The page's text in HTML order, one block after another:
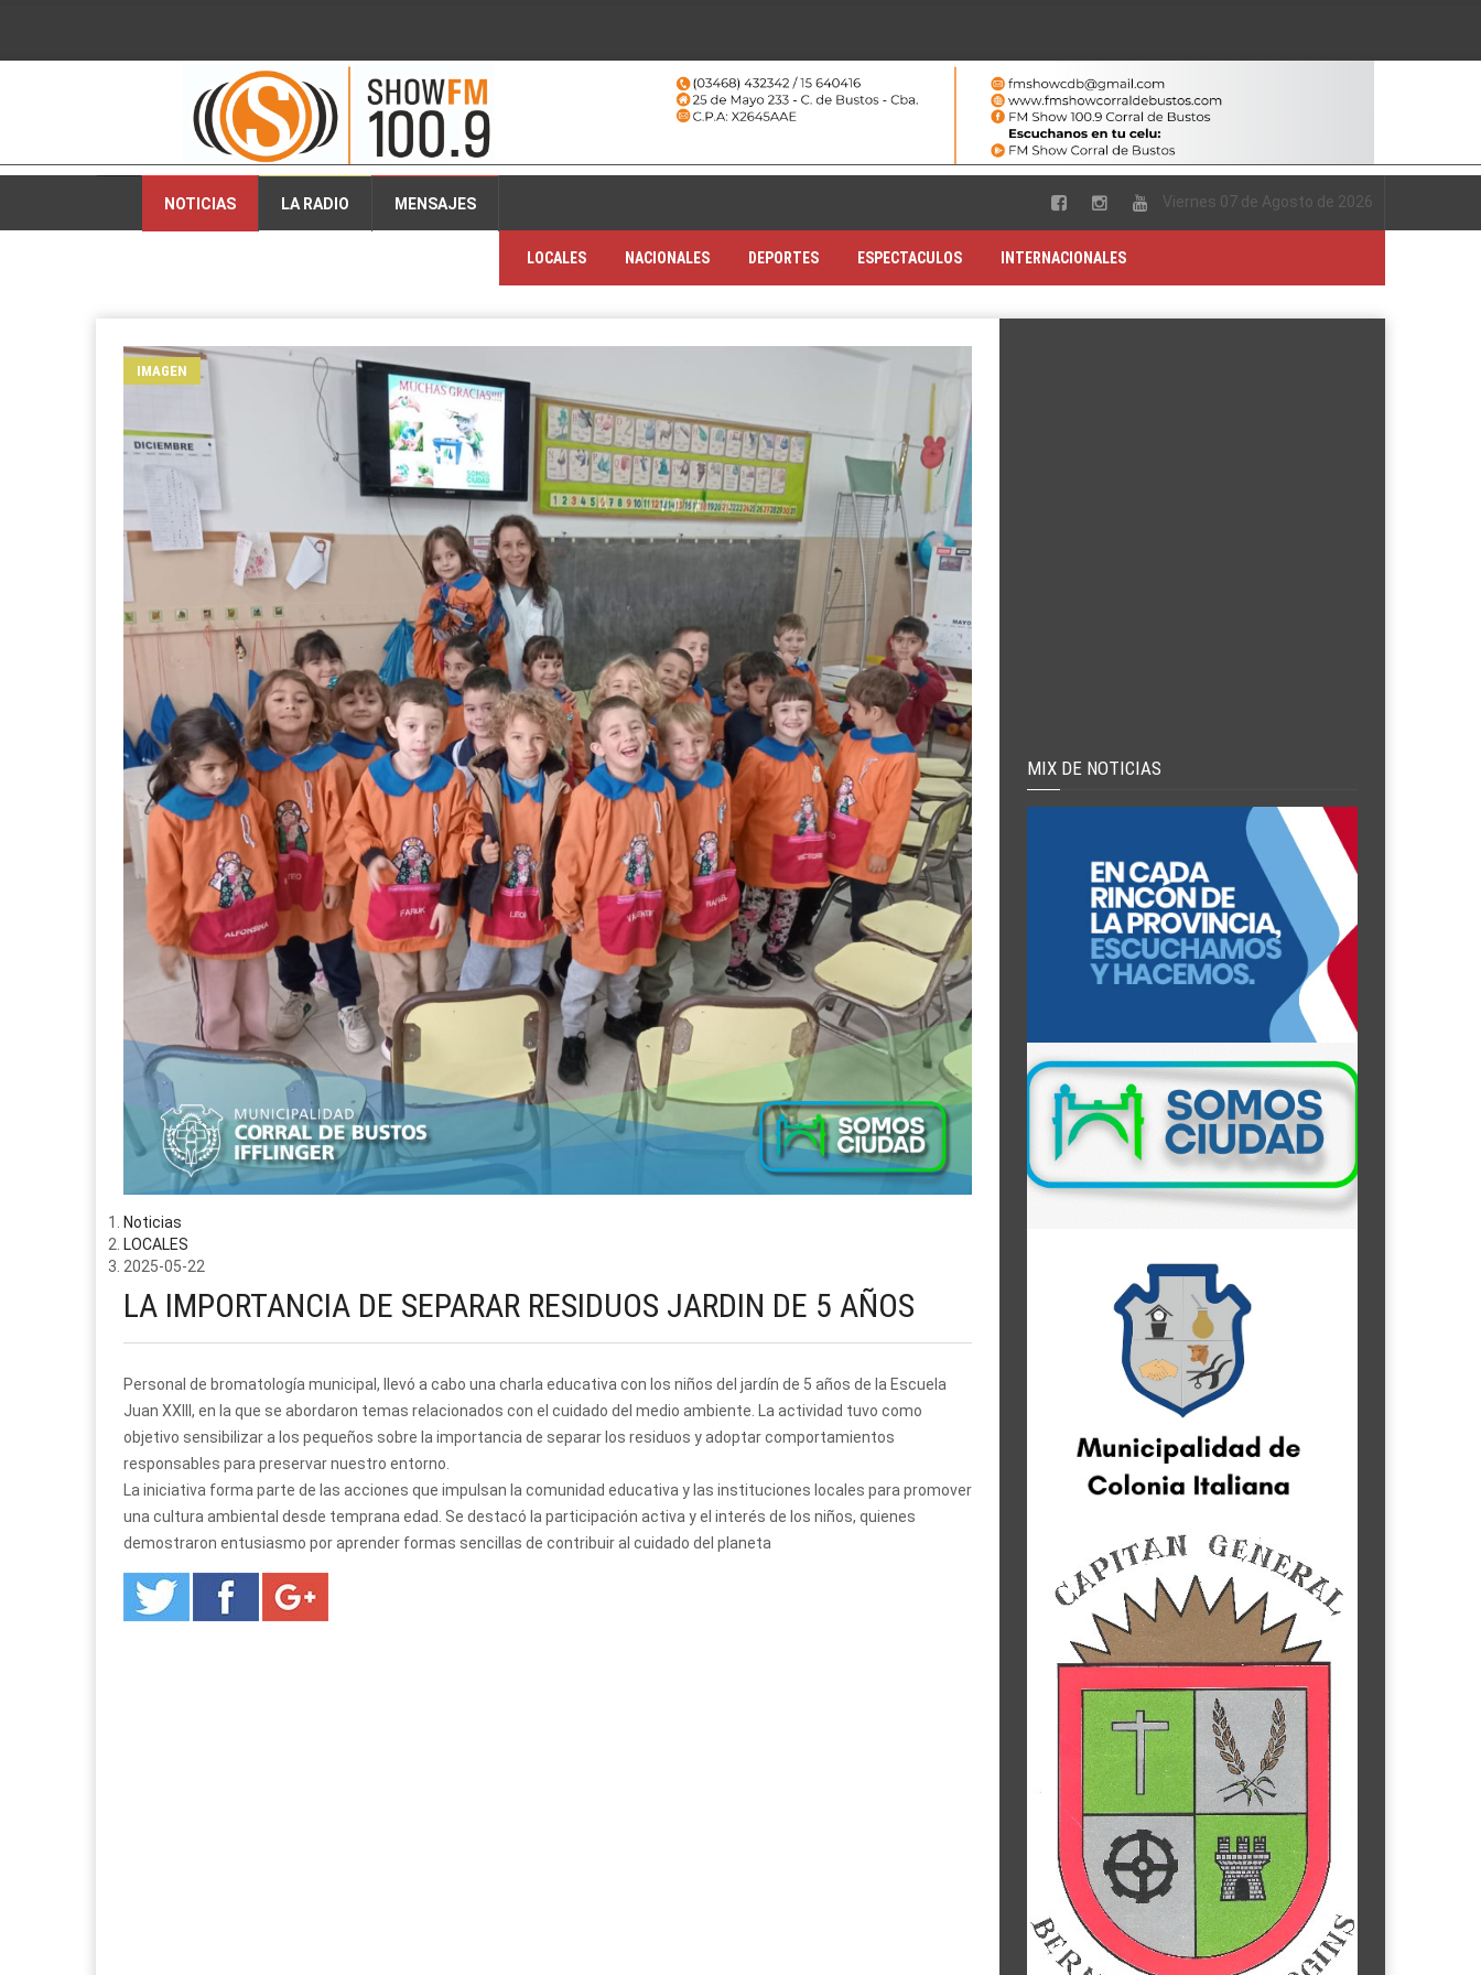
2026-08-07 14:32:31
NOTICIAS
LA RADIO MENSAJES Viernes 07 de Agosto de 2026
LOCALES NACIONALES DEPORTES ESPECTACULOS INTERNACIONALES
IMAGEN
Noticias
LOCALES
2025-05-22
LA IMPORTANCIA DE SEPARAR RESIDUOS JARDIN DE 5 AÑOS
Personal de bromatología municipal, llevó a cabo una charla educativa con los niños del jardín de 5 años de la Escuela
Juan XXIII, en la que se abordaron temas relacionados con el cuidado del medio ambiente. La actividad tuvo como
objetivo sensibilizar a los pequeños sobre la importancia de separar los residuos y adoptar comportamientos
responsables para preservar nuestro entorno.
La iniciativa forma parte de las acciones que impulsan la comunidad educativa y las instituciones locales para promover
una cultura ambiental desde temprana edad. Se destacó la participación activa y el interés de los niños, quienes
demostraron entusiasmo por aprender formas sencillas de contribuir al cuidado del planeta
MIX DE NOTICIAS